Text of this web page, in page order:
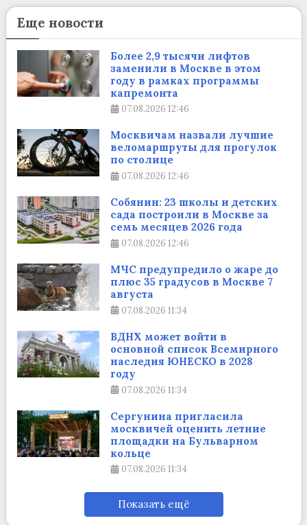
Еще новости
Более 2,9 тысячи лифтов
заменили в Москве в этом
году в рамках программы
капремонта
07.08.2026 12:46
Москвичам назвали лучшие
веломаршруты для прогулок
по столице
07.08.2026 12:46
Собянин: 23 школы и детских
сада построили в Москве за
семь месяцев 2026 года
07.08.2026 12:46
МЧС предупредило о жаре до
плюс 35 градусов в Москве 7
августа
07.08.2026 11:34
ВДНХ может войти в
основной список Всемирного
наследия ЮНЕСКО в 2028
году
07.08.2026 11:34
Сергунина пригласила
москвичей оценить летние
площадки на Бульварном
кольце
07.08.2026 11:34
Показать ещё